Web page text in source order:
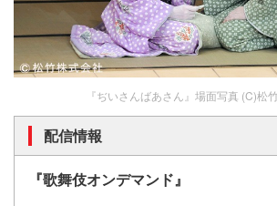
『ぢいさんばあさん』場面写真 (C)松
配信情報
『歌舞伎オンデマンド』